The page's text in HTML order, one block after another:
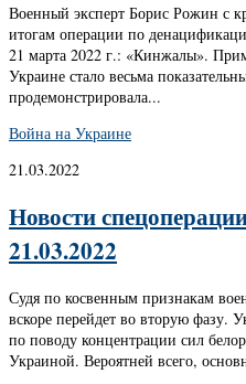
Военный эксперт Борис Рожин с
итогам операции по
21 марта 2022 г.: «Кинжалы».
Украине стало весьма
продемонстрировала...
Война на Украине
21.03.2022
Новости
21.03.2022
Судя по косвенным признакам
вскоре перейдет во вторую фазу.
по поводу концентрации сил
Украиной. Вероятней всего,